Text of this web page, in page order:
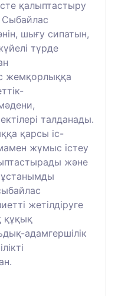
қалыптастыру
Сыбайлас
шығу сипатын,
түрде
жемқорлыққа
талданады.
қарсы іс-
жұмыс істеу
және
жетілдіруге
құқық
адамгершілік